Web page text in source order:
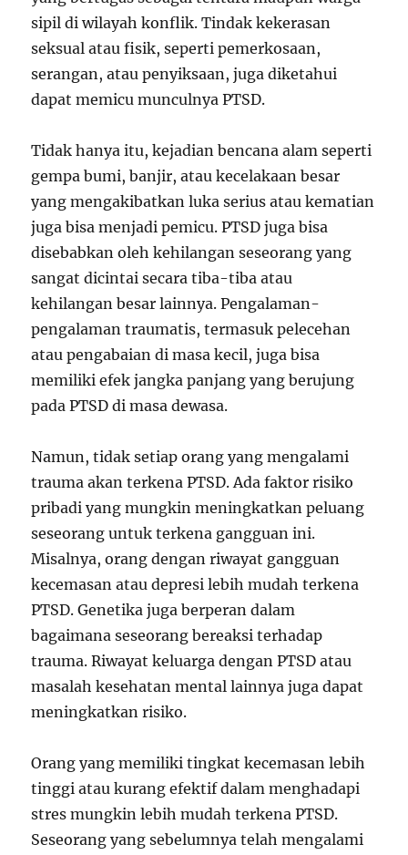
sipil di wilayah konflik. Tindak kekerasan
seksual atau fisik, seperti pemerkosaan,
serangan, atau penyiksaan, juga diketahui
dapat memicu munculnya PTSD.
Tidak hanya itu, kejadian bencana alam seperti
gempa bumi, banjir, atau kecelakaan besar
yang mengakibatkan luka serius atau kematian
juga bisa menjadi pemicu. PTSD juga bisa
disebabkan oleh kehilangan seseorang yang
sangat dicintai secara tiba-tiba atau
kehilangan besar lainnya. Pengalaman-
pengalaman traumatis, termasuk pelecehan
atau pengabaian di masa kecil, juga bisa
memiliki efek jangka panjang yang berujung
pada PTSD di masa dewasa.
Namun, tidak setiap orang yang mengalami
trauma akan terkena PTSD. Ada faktor risiko
pribadi yang mungkin meningkatkan peluang
seseorang untuk terkena gangguan ini.
Misalnya, orang dengan riwayat gangguan
kecemasan atau depresi lebih mudah terkena
PTSD. Genetika juga berperan dalam
bagaimana seseorang bereaksi terhadap
trauma. Riwayat keluarga dengan PTSD atau
masalah kesehatan mental lainnya juga dapat
meningkatkan risiko.
Orang yang memiliki tingkat kecemasan lebih
tinggi atau kurang efektif dalam menghadapi
stres mungkin lebih mudah terkena PTSD.
Seseorang yang sebelumnya telah mengalami